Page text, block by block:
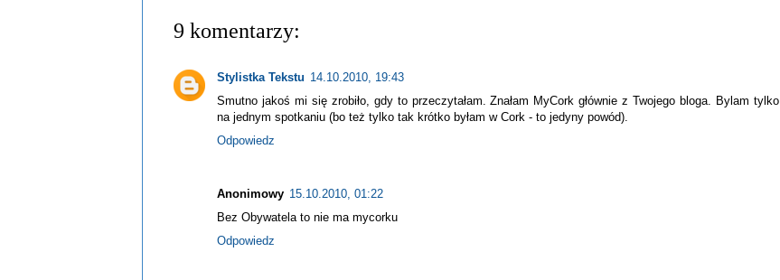
9 komentarzy:
Stylistka Tekstu 14.10.2010, 19:43
Smutno jakoś mi się zrobiło, gdy to przeczytałam. Znałam MyCork głównie z Twojego bloga. Bylam tylko
na jednym spotkaniu (bo też tylko tak krótko byłam w Cork - to jedyny powód).
Odpowiedz
Anonimowy 15.10.2010, 01:22
Bez Obywatela to nie ma mycorku
Odpowiedz